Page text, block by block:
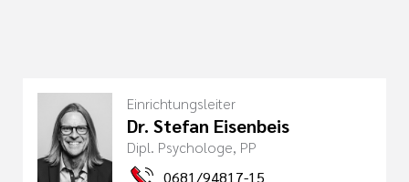
Einrichtungsleiter
Dr. Stefan Eisenbeis
Dipl. Psychologe, PP
0681/94817-15